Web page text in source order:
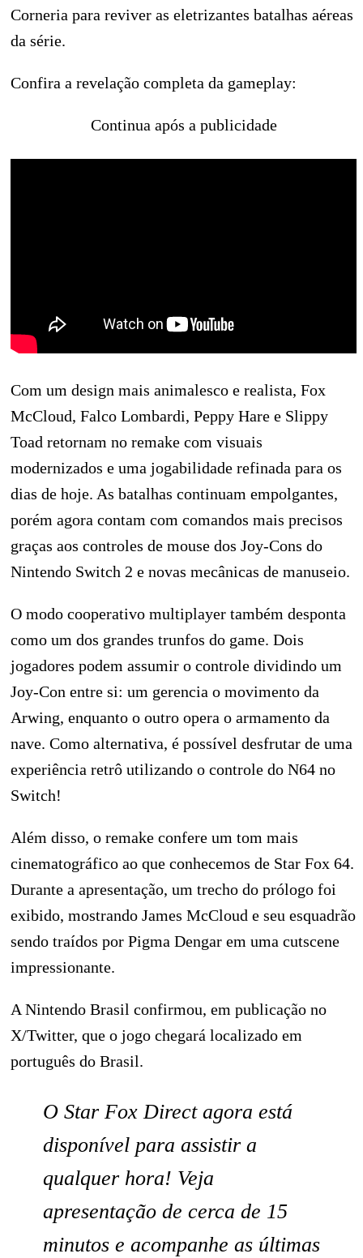
Corneria para reviver as eletrizantes batalhas aéreas
da série.
Confira a revelação completa da gameplay:
Continua após a publicidade
Com um design mais animalesco e realista, Fox
McCloud, Falco Lombardi, Peppy Hare e Slippy
Toad retornam no remake com visuais
modernizados e uma jogabilidade refinada para os
dias de hoje. As batalhas continuam empolgantes,
porém agora contam com comandos mais precisos
graças aos controles de mouse dos Joy-Cons do
Nintendo Switch 2 e novas mecânicas de manuseio.
O modo cooperativo multiplayer também desponta
como um dos grandes trunfos do game. Dois
jogadores podem assumir o controle dividindo um
Joy-Con entre si: um gerencia o movimento da
Arwing, enquanto o outro opera o armamento da
nave. Como alternativa, é possível desfrutar de uma
experiência retrô utilizando o controle do N64 no
Switch!
Além disso, o remake confere um tom mais
cinematográfico ao que conhecemos de Star Fox 64.
Durante a apresentação, um trecho do prólogo foi
exibido, mostrando James McCloud e seu esquadrão
sendo traídos por Pigma Dengar em uma cutscene
impressionante.
A Nintendo Brasil confirmou, em publicação no
X/Twitter, que o jogo chegará localizado em
português do Brasil.
O Star Fox Direct agora está
disponível para assistir a
qualquer hora! Veja
apresentação de cerca de 15
minutos e acompanhe as últimas